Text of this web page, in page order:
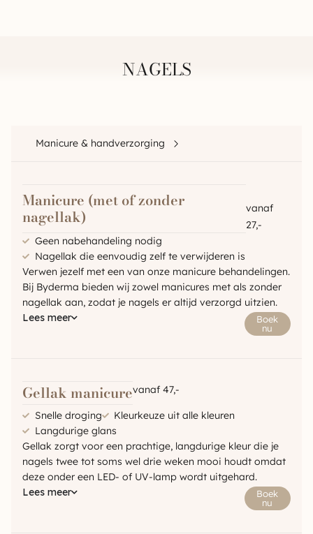
NAGELS
Manicure & handverzorging
Manicure (met of zonder
nagellak)
vanaf
27,-
Geen nabehandeling nodig
Nagellak die eenvoudig zelf te verwijderen is
Verwen jezelf met een van onze manicure behandelingen.
Bij Byderma bieden wij zowel manicures met als zonder
nagellak aan, zodat je nagels er altijd verzorgd uitzien.
Lees meer
Boek
nu
Gellak manicurevanaf 47,-
Snelle droging
Kleurkeuze uit alle kleuren
Langdurige glans
Gellak zorgt voor een prachtige, langdurige kleur die je
nagels twee tot soms wel drie weken mooi houdt omdat
deze onder een LED- of UV-lamp wordt uitgehard.
Lees meer
Boek
nu